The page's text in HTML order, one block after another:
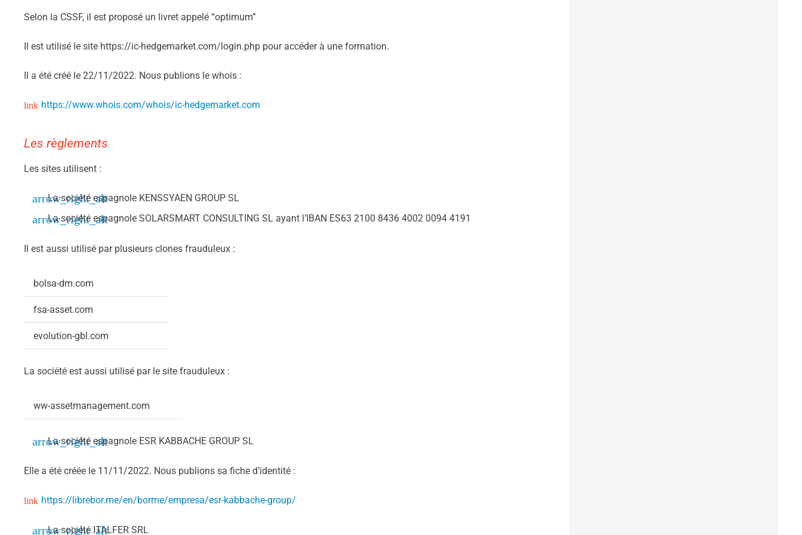
Selon la CSSF, il est proposé un livret appelé “optimum”
Il est utilisé le site https://ic-hedgemarket.com/login.php pour accéder à une formation.
Il a été créé le 22/11/2022. Nous publions le whois :
https://www.whois.com/whois/ic-hedgemarket.com
Les règlements
Les sites utilisent :
La société espagnole KENSSYAEN GROUP SL
La société espagnole SOLARSMART CONSULTING SL ayant l’IBAN ES63 2100 8436 4002 0094 4191
Il est aussi utilisé par plusieurs clones frauduleux :
bolsa-dm.com
fsa-asset.com
evolution-gbl.com
La société est aussi utilisé par le site frauduleux :
ww-assetmanagement.com
La société espagnole ESR KABBACHE GROUP SL
Elle a été créée le 11/11/2022. Nous publions sa fiche d’identité :
https://librebor.me/en/borme/empresa/esr-kabbache-group/
La société ITALFER SRL